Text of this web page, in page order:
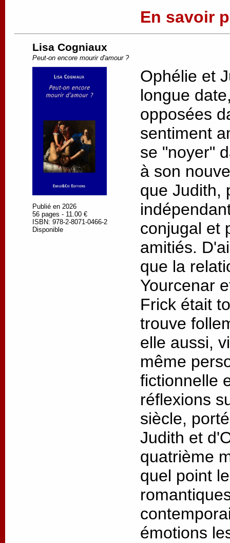
En savoir
Lisa Cogniaux
Peut-on encore mourir d'amour ?
Publié en 2026
56 pages - 11.00 €
ISBN: 978-2-8071-0466-2
Disponible
Ophélie et
longue
opposées
sentiment
se "noyer"
à son
que Judith,
conjugal et
amitiés.
que la
Yourcenar
Frick était
trouve
elle aussi,
même
fictionnelle
réflexions
siècle,
Judith et
quatrième
quel point
émotions